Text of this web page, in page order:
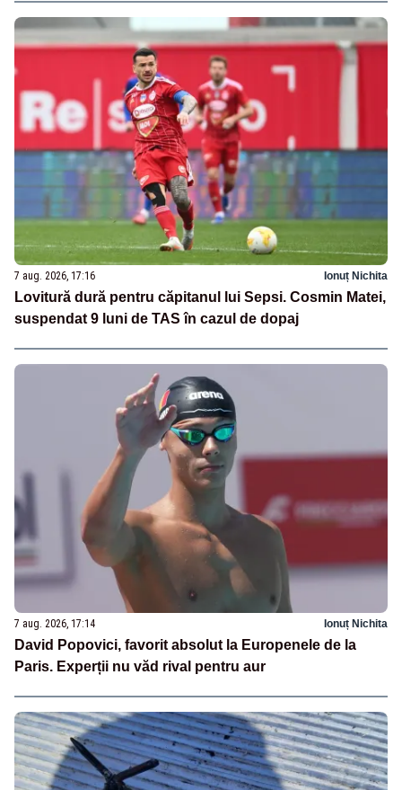
7 aug. 2026, 17:16 Ionuț Nichita
Lovitură dură pentru căpitanul lui Sepsi. Cosmin Matei,
suspendat 9 luni de TAS în cazul de dopaj
7 aug. 2026, 17:14 Ionuț Nichita
David Popovici, favorit absolut la Europenele de la
Paris. Experții nu văd rival pentru aur